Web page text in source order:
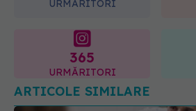
URMĂRITORI
365
URMĂRITORI
ARTICOLE SIMILARE